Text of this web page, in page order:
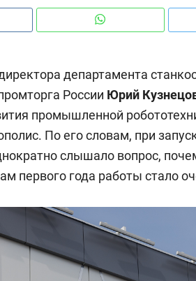
департамента
России Юрий
промышленной
По его словам, при
слышало вопрос,
первого года работы стало
и ВТБ
жилого
Казанью
Рекомендуем
150 камер
ID вместо